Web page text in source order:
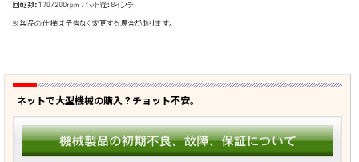
ネットで大型機械の購入？チョット不安。